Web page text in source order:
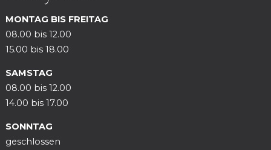
MONTAG BIS FREITAG
08.00 bis 12.00
15.00 bis 18.00
SAMSTAG
08.00 bis 12.00
14.00 bis 17.00
SONNTAG
geschlossen